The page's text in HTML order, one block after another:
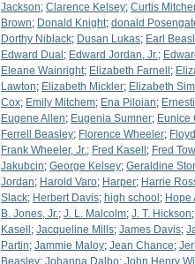
Jackson; Clarence Kelsey; Curtis
Brown; Donald Knight; donald
Dorthy Niblack; Dusan Lukas; Earl
Edward Dual ; Edward Jordan, Jr.;
Eleane Wainright; Elizabeth Farnell ;
Lawton; Elizabeth Mickler; Elizabeth
Cox; Emily Mitchem; Ena Piloian;
Eugene Allen; Eugenia Sumner; Eunice
Ferrell Beasley; Florence Wheeler;
Frank Wheeler, Jr.; Fred Kasell ; Fred
Jakubcin; George Kelsey; Geraldine
Jordan; Harold Varo; Harper; Harrie
Slack; Herbert Davis; high school ; Hope
B. Jones, Jr.; J. L. Malcolm; J. T. Hickson;
Kasell ; Jacqueline Mills; James Davis;
Partin; Jammie Maloy; Jean Chance;
Beasley; Johanna Dalbo; John Henry